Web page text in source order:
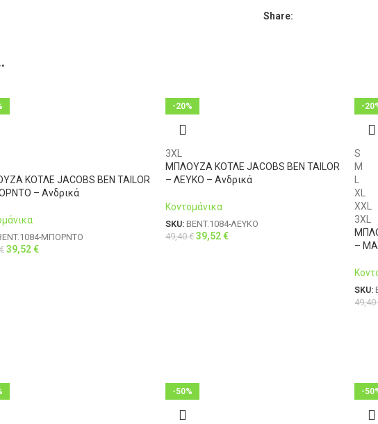
58
Share:
ΚΟΤΛΕ JACOBS BEN TAILOR
– Ανδρικά
ΜΠΟΡΝΤΟ
39,52€
-20%
3XL
ΜΠΛΟΥΖΑ ΚΟΤΛΕ JACOBS BEN TAILOR
– ΛΕΥΚΟ – Ανδρικά
Κοντομάνικα
SKU: BENT.1084-ΛΕΥΚΟ
49,40€ 39,52€
-
S
M
XL
XXL
3XL
–
SKU:
49,40
-50% -